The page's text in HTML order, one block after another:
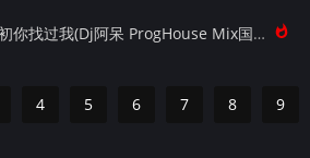
【172Mix独家】贺一航 - 听说当初你找过我(Dj阿呆 ProgHouse Mix国语男)
4 5 6 7 8 9